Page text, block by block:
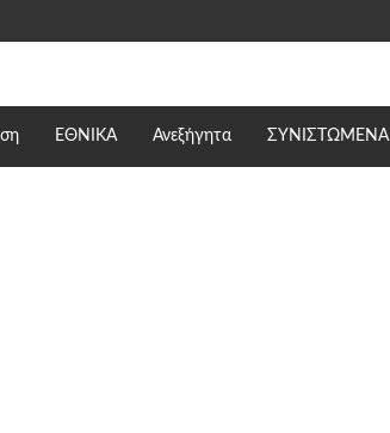
ΕΘΝΙΚΆ Ανεξήγητα ΣΥΝΙΣΤΩΜΕΝΑ